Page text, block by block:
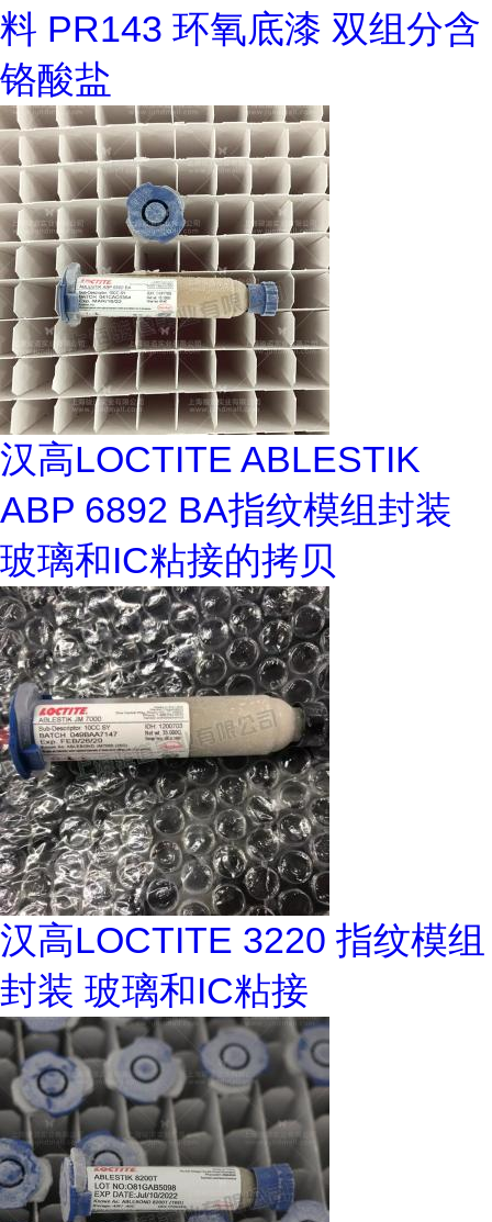
料 PR143 环氧底漆 双组分含
铬酸盐
汉高LOCTITE ABLESTIK
ABP 6892 BA指纹模组封装
玻璃和IC粘接的拷贝
汉高LOCTITE 3220 指纹模组
封装 玻璃和IC粘接